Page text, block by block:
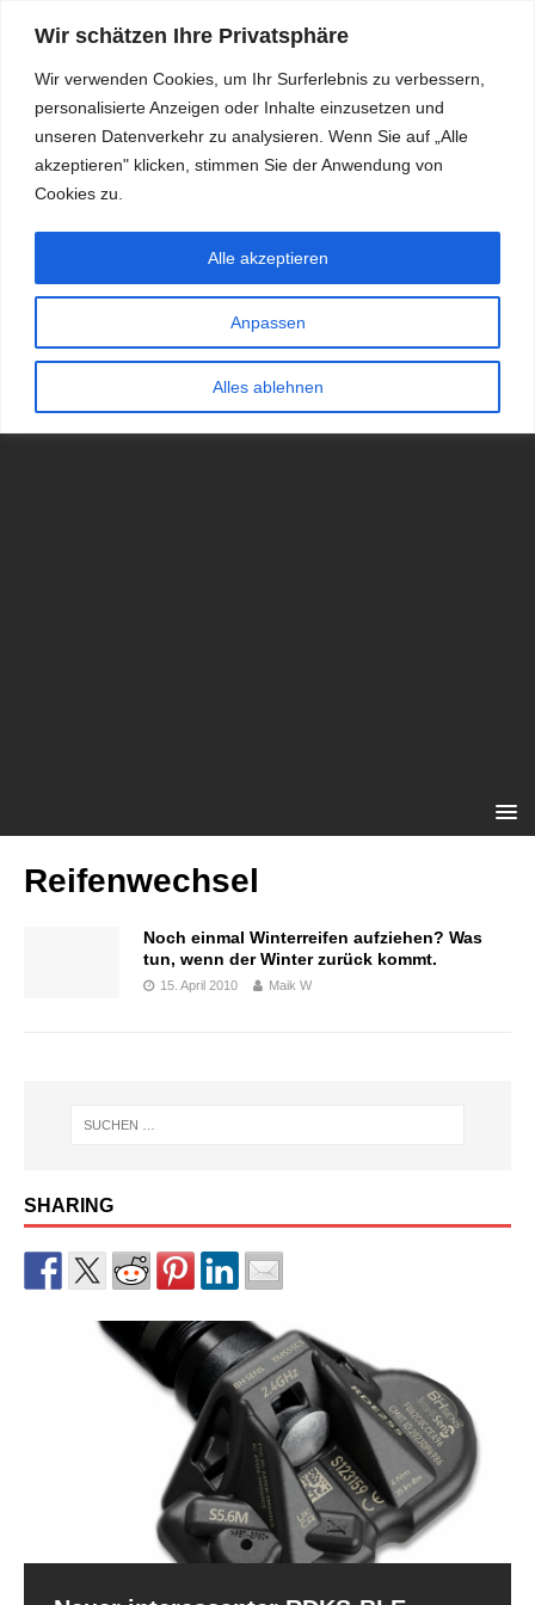
Wir schätzen Ihre Privatsphäre
Wir verwenden Cookies, um Ihr Surferlebnis zu verbessern,
personalisierte Anzeigen oder Inhalte einzusetzen und
unseren Datenverkehr zu analysieren. Wenn Sie auf „Alle
akzeptieren" klicken, stimmen Sie der Anwendung von
Cookies zu.
Anpassen
Alles ablehnen
Alle akzeptieren
RDKS.EXPERT
TESTS, EXPERTEN-TIPPS RUND UM DAS THEMA RDKS UND
Reifenwechsel
Noch einmal Winterreifen aufziehen? Was
tun, wenn der Winter zurück kommt.
15. April 2010 Maik W
SHARING